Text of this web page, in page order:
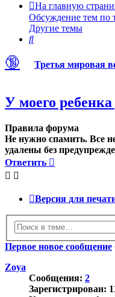
На главную
Обсуждение тем по
Другие темы
Поиск
🔞 Третья мировая
У моего ребенка
Правила форума
Не нужно спамить. Все
удалены без
Ответить
Версия для
Первое новое сообщение
Zoya
Сообщения: 2
Зарегистрирован: